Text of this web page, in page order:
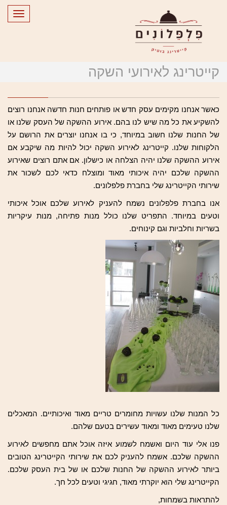
קייטרינג לאירועי השקה
כאשר אנחנו מקימים עסק חדש או פותחים חנות חדשה אנחנו רוצים
להשקיע את כל מה שיש לנו בהם. אירוע ההשקה של העסק שלנו או
של החנות שלנו חשוב במיוחד, כי בו אנחנו יוצרים את הרושם על
הלקוחות שלנו. קייטרינג לאירוע השקה יכול להיות מה שיקבע אם
אירוע ההשקה שלנו יהיה הצלחה או כישלון. אם אתם רוצים שאירוע
ההשקה שלכם יהיה איכותי מאוד ומוצלח כדאי לכם לשכור את
שירותי הקייטרינג שלי בחברת פלפלונים.
אנו בחברת פלפלונים נשמח להעניק לאירוע שלכם אוכל איכותי
וטעים במיוחד. התפריט שלנו כולל מנות פתיחה, מנות עיקריות
בשריות וחלביות וגם קינוחים.
כל המנות שלנו עשויות מחומרים טריים מאוד ואיכותיים. המאכלים
שלנו טעימים מאוד ומאוד עשירים בטעם שלהם.
פנו אלי עוד היום ואשמח לשמוע איזה אוכל אתם מחפשים לאירוע
ההשקה שלכם. אשמח להעניק לכם את שירותי הקייטרינג הטובים
ביותר לאירוע ההשקה של החנות שלכם או של בית העסק שלכם.
הקייטרינג שלי הוא יוקרתי מאוד, חגיגי וטעים לכל חך.
להתראות בשמחות,